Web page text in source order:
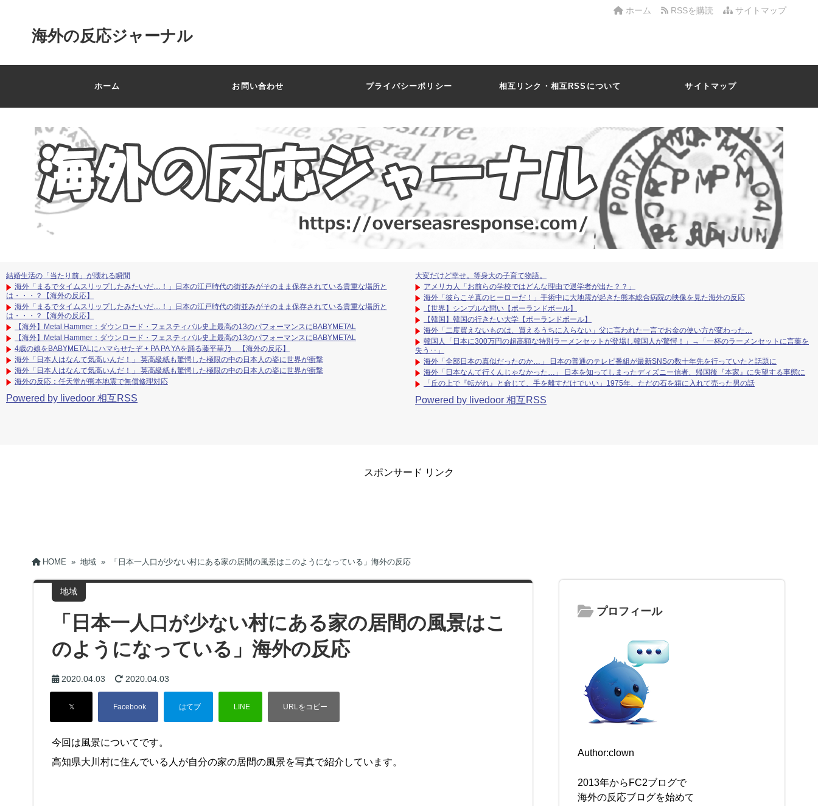
サイトマップ
RSSを購読
ホーム
海外の反応ジャーナル
ホーム お問い合わせ プライバシーポリシー 相互リンク・相互RSSについて サイトマップ
結婚生活の「当たり前」が壊れる瞬間
海外「まるでタイムスリップしたみたいだ…！」日本の江戸時代の街並みがそのまま保存されている貴重な場所と
は・・・？【海外の反応】
海外「まるでタイムスリップしたみたいだ…！」日本の江戸時代の街並みがそのまま保存されている貴重な場所と
は・・・？【海外の反応】
【海外】Metal Hammer：ダウンロード・フェスティバル史上最高の13のパフォーマンスにBABYMETAL
【海外】Metal Hammer：ダウンロード・フェスティバル史上最高の13のパフォーマンスにBABYMETAL
4歳の娘をBABYMETALにハマらせたぞ + PA PA YAを踊る藤平華乃 【海外の反応】
海外「日本人はなんて気高いんだ！」 英高級紙も驚愕した極限の中の日本人の姿に世界が衝撃
海外「日本人はなんて気高いんだ！」 英高級紙も驚愕した極限の中の日本人の姿に世界が衝撃
海外の反応：任天堂が熊本地震で無償修理対応
Powered by livedoor 相互RSS
大変だけど幸せ。等身大の子育て物語。
アメリカ人「お前らの学校ではどんな理由で退学者が出た？？」
海外「彼らこそ真のヒーローだ！」手術中に大地震が起きた熊本総合病院の映像を見た海外の反応
【世界】シンプルな問い【ポーランドボール】
【韓国】韓国の行きたい大学【ポーランドボール】
海外「二度買えないものは、買えるうちに入らない」父に言われた一言でお金の使い方が変わった…
韓国人「日本に300万円の超高額な特別ラーメンセットが登場し韓国人が驚愕！」→「一杯のラーメンセットに言葉を
失う‥」
海外「全部日本の真似だったのか…」 日本の普通のテレビ番組が最新SNSの数十年先を行っていたと話題に
海外「日本なんて行くんじゃなかった…」 日本を知ってしまったディズニー信者、帰国後『本家』に失望する事態に
「丘の上で『転がれ』と命じて、手を離すだけでいい」1975年、ただの石を箱に入れて売った男の話
Powered by livedoor 相互RSS
スポンサード リンク
HOME » 地域 » 「日本一人口が少ない村にある家の居間の風景はこのようになっている」海外の反応
地域
「日本一人口が少ない村にある家の居間の風景はこ
のようになっている」海外の反応
2020.04.03 2020.04.03
今回は風景についてです。
高知県大川村に住んでいる人が自分の家の居間の風景を写真で紹介しています。
プロフィール
Author:clown
2013年からFC2ブログで
海外の反応ブログを始めて